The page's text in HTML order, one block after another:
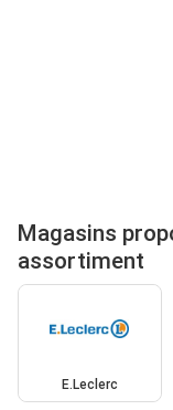
Magasins
assortiment
E.Leclerc